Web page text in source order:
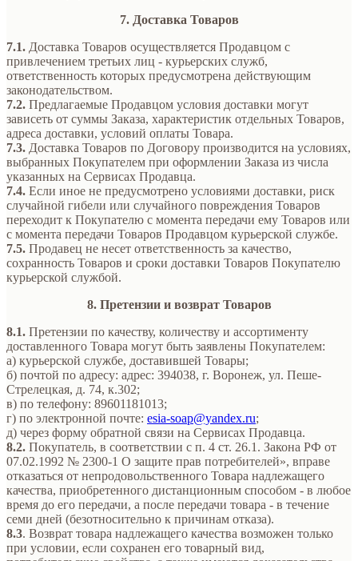
7. Доставка Товаров
7.1. Доставка Товаров осуществляется Продавцом с
привлечением третьих лиц - курьерских служб,
ответственность которых предусмотрена действующим
законодательством.
7.2. Предлагаемые Продавцом условия доставки могут
зависеть от суммы Заказа, характеристик отдельных Товаров,
адреса доставки, условий оплаты Товара.
7.3. Доставка Товаров по Договору производится на условиях,
выбранных Покупателем при оформлении Заказа из числа
указанных на Сервисах Продавца.
7.4. Если иное не предусмотрено условиями доставки, риск
случайной гибели или случайного повреждения Товаров
переходит к Покупателю с момента передачи ему Товаров или
с момента передачи Товаров Продавцом курьерской службе.
7.5. Продавец не несет ответственность за качество,
сохранность Товаров и сроки доставки Товаров Покупателю
курьерской службой.
8. Претензии и возврат Товаров
8.1. Претензии по качеству, количеству и ассортименту
доставленного Товара могут быть заявлены Покупателем:
а) курьерской службе, доставившей Товары;
б) почтой по адресу: адрес: 394038, г. Воронеж, ул. Пеше-
Стрелецкая, д. 74, к.302;
в) по телефону: 89601181013;
г) по электронной почте: esia-soap@yandex.ru;
д) через форму обратной связи на Сервисах Продавца.
8.2. Покупатель, в соответствии с п. 4 ст. 26.1. Закона РФ от
07.02.1992 № 2300-1 О защите прав потребителей», вправе
отказаться от непродовольственного Товара надлежащего
качества, приобретенного дистанционным способом - в любое
время до его передачи, а после передачи товара - в течение
семи дней (безотносительно к причинам отказа).
8.3. Возврат товара надлежащего качества возможен только
при условии, если сохранен его товарный вид,